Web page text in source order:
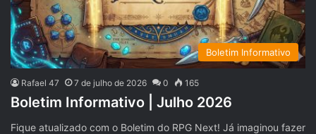
Boletim Informativo
Rafael 47 7 de julho de 2026 0 165
Boletim Informativo | Julho 2026
Fique atualizado com o Boletim do RPG Next! Já imaginou fazer